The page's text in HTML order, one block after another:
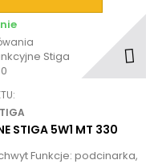
STIGA 5W1 MT 330
Funkcje: podcinarka,